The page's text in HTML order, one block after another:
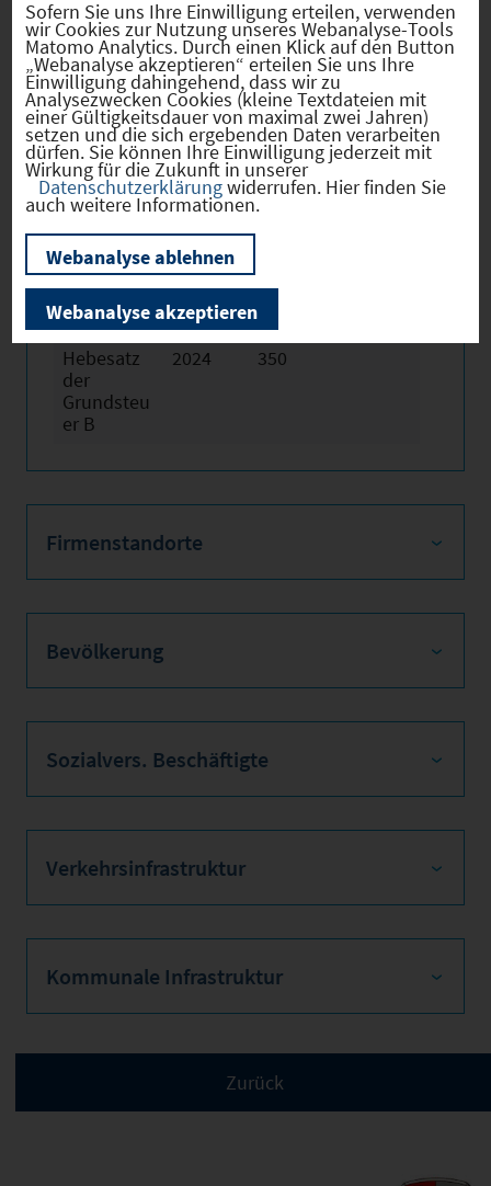
mindestens 30 Mbit/s
Hebesätze
Gewerbest
euerhebes
atz
2024
Hebesatz
der
Grundsteu
er B
2024 350
Firmenstandorte
Bevölkerung
Sozialvers. Beschäftigte
Verkehrsinfrastruktur
Kommunale Infrastruktur
Sofern Sie uns Ihre Einwilligung erteilen, verwenden
wir Cookies zur Nutzung unseres Webanalyse-Tools
Matomo Analytics. Durch einen Klick auf den Button
„Webanalyse akzeptieren“ erteilen Sie uns Ihre
Einwilligung dahingehend, dass wir zu
Analysezwecken Cookies (kleine Textdateien mit
einer Gültigkeitsdauer von maximal zwei Jahren)
setzen und die sich ergebenden Daten verarbeiten
dürfen. Sie können Ihre Einwilligung jederzeit mit
Wirkung für die Zukunft in unserer
Datenschutzerklärungwiderrufen. Hier finden Sie
auch weitere Informationen.
Webanalyse ablehnen
Webanalyse akzeptieren